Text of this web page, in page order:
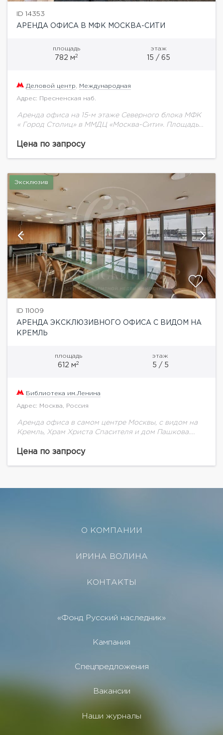
ID 14353
АРЕНДА ОФИСА В МФК МОСКВА-СИТИ
площадь
782 м2
этаж
15 / 65
Деловой центр Международная
Адрес: Пресненская наб.
Аренда офиса на 15-м этаже Северного блока МФК
« Город Столиц» в ММДЦ «Москва-Сити». Площадь
"люкс", меблировка. Стоимость аренды: 3 586...
Цена по запросу
Эксклюзив
ID 11009
АРЕНДА ЭКСКЛЮЗИВНОГО ОФИСА С ВИДОМ НА
КРЕМЛЬ
площадь
612 м2
этаж
5 / 5
Библиотека им.Ленина
Адрес: Москва, Россия
Аренда офиса в самом центре Москвы, с видом на
Кремль, Храм Христа Спасителя и дом Пашкова.
класса А+. Эксклюзивная...
Цена по запросу
О КОМПАНИИ
ИРИНА ВОЛИНА
КОНТАКТЫ
«Фонд Русский наследник»
Кампания
Спецпредложения
Вакансии
Наши журналы